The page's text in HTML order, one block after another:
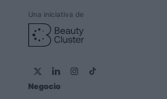
Una iniciativa de
Negocio